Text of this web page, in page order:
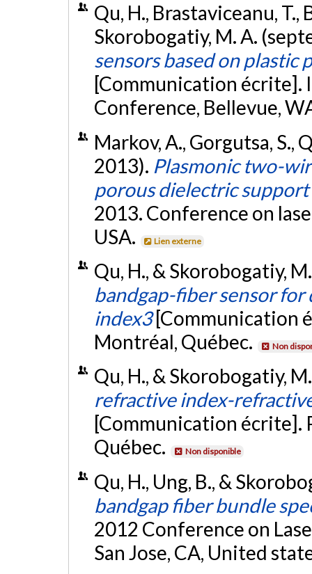
Qu, H., Brastaviceanu, T.,
Skorobogatiy, M. A.
sensors based on plastic
[Communication écrite].
Conference, Bellevue,
Markov, A., Gorgutsa, S.,
2013). Plasmonic two-
porous dielectric support
2013. Conference on
USA.
Lien externe
Qu, H., & Skorobogatiy,
bandgap-fiber sensor
index3 [Communication
Montréal, Québec.
Non
Qu, H., & Skorobogatiy,
refractive index-
[Communication écrite].
Québec.
Non disponible
Qu, H., Ung, B., &
bandgap fiber bundle
2012 Conference on
San Jose, CA, United